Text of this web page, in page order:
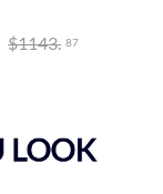
$1143. 87